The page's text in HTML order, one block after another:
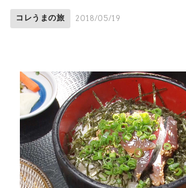
コレうまの旅 2018/05/19